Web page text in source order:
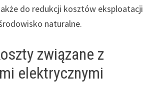
do redukcji kosztów eksploatacji
naturalne.
związane z
elektrycznymi